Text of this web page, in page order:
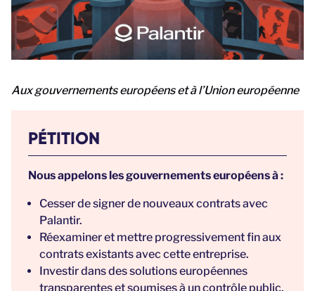
Aux gouvernements européens et à l’Union européenne
PÉTITION
Nous appelons les gouvernements européens à :
Cesser de signer de nouveaux contrats avec
Palantir.
Réexaminer et mettre progressivement fin aux
contrats existants avec cette entreprise.
Investir dans des solutions européennes
transparentes et soumises à un contrôle public.